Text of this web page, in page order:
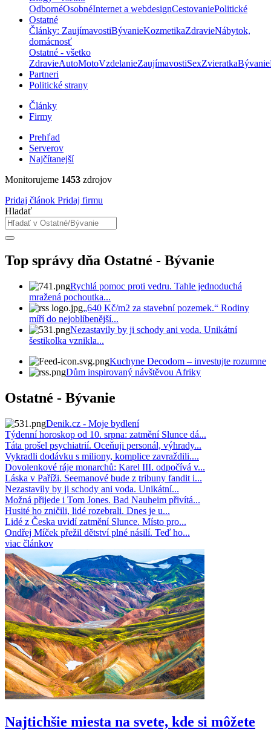
OdbornéOsobnéInternet a webdesignCestovaniePolitické
Ostatné
Články: ZaujímavostiBývanieKozmetikaZdravieNábytok,
domácnosť
Ostatné - všetko
ZdravieAutoMotoVzdelanieZaujímavostiSexZvieratkaBývanie
Partneri
Politické strany
Články
Firmy
Prehľad
Serverov
Najčítanejší
Monitorujeme 1453 zdrojov
Pridaj článok Pridaj firmu
Hladať
Top správy dňa Ostatné - Bývanie
Rychlá pomoc proti vedru. Tahle jednoduchá
mražená pochoutka...
„640 Kč/m2 za stavební pozemek.“ Rodiny
míří do nejoblíbenější...
Nezastavily by ji schody ani voda. Unikátní
šestikolka vznikla...
Kuchyne Decodom – investujte rozumne
Dům inspirovaný návštěvou Afriky
Ostatné - Bývanie
Denik.cz - Moje bydlení
Týdenní horoskop od 10. srpna: zatmění Slunce dá...
Táta prošel psychiatrií. Oceňuji personál, výhrady...
Vykradli dodávku s miliony, komplice zavraždili....
Dovolenkové ráje monarchů: Karel III. odpočívá v...
Láska v Paříži. Seemanové bude z tribuny fandit i...
Nezastavily by ji schody ani voda. Unikátní...
Možná přijede i Tom Jones. Bad Nauheim přivítá...
Husité ho zničili, lidé rozebrali. Dnes je u...
Lidé z Česka uvidí zatmění Slunce. Místo pro...
Ondřej Míček přežil dětství plné násilí. Teď ho...
viac článkov
Najtichšie miesta na svete, kde si môžete